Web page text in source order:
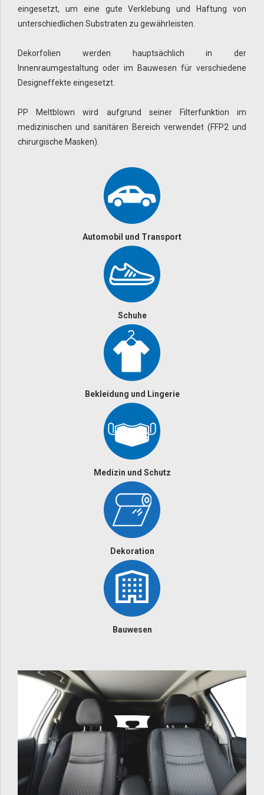
eingesetzt, um eine gute Verklebung und Haftung von
unterschiedlichen Substraten zu gewährleisten.
Dekorfolien werden hauptsächlich in der
Innenraumgestaltung oder im Bauwesen für verschiedene
Designeffekte eingesetzt.
PP Meltblown wird aufgrund seiner Filterfunktion im
medizinischen und sanitären Bereich verwendet (FFP2 und
chirurgische Masken).
Automobil und Transport
Schuhe
Bekleidung und Lingerie
Medizin und Schutz
Dekoration
Bauwesen